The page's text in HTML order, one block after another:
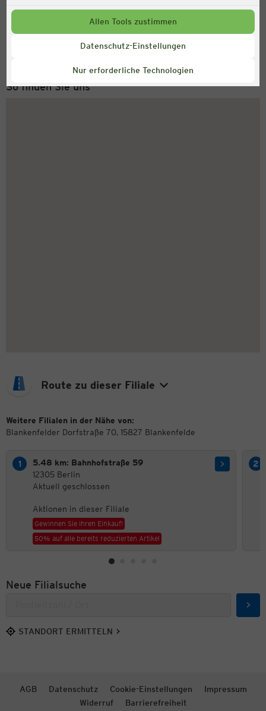
Allen Tools zustimmen
Datenschutz-Einstellungen
Nur erforderliche Technologien
Service Hotline
+43 (0) 1 2675 502
So finden Sie uns
Route zu dieser Filiale
Weitere Filialen in der Nähe von:
Blankenfelder Dorfstraße 70, 15827 Blankenfelde
5.48 km: Bahnhofstraße 59
12305 Berlin
Aktuell geschlossen
Aktionen in dieser Filiale
Gewinnen Sie Ihren Einkauf!
50% auf alle bereits reduzierten Artikel
Neue Filialsuche
STANDORT ERMITTELN
AGB Datenschutz Cookie-Einstellungen
Impressum
Widerruf
Barrierefreiheit